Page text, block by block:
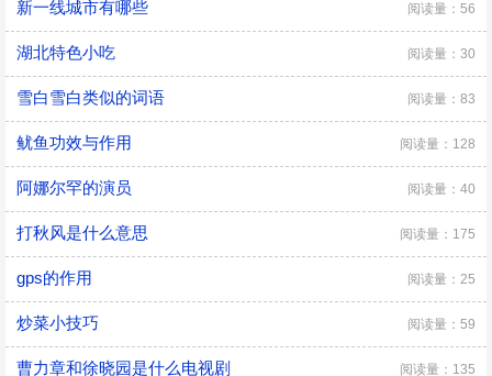
新一线城市有哪些 阅读量：56
湖北特色小吃 阅读量：30
雪白雪白类似的词语 阅读量：83
鱿鱼功效与作用 阅读量：128
阿娜尔罕的演员 阅读量：40
打秋风是什么意思 阅读量：175
gps的作用 阅读量：25
炒菜小技巧 阅读量：59
曹力章和徐晓园是什么电视剧 阅读量：135